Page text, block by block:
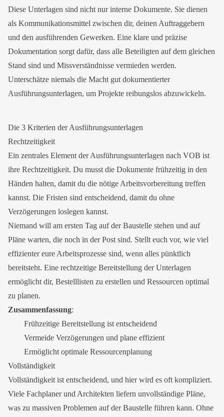
Diese Unterlagen sind nicht nur interne Dokumente. Sie dienen
als Kommunikationsmittel zwischen dir, deinen Auftraggebern
und den ausführenden Gewerken. Eine klare und präzise
Dokumentation sorgt dafür, dass alle Beteiligten auf dem gleichen
Stand sind und Missverständnisse vermieden werden.
Unterschätze niemals die Macht gut dokumentierter
Ausführungsunterlagen, um Projekte reibungslos abzuwickeln.
Die 3 Kriterien der Ausführungsunterlagen
Rechtzeitigkeit
Ein zentrales Element der Ausführungsunterlagen nach VOB ist
ihre Rechtzeitigkeit. Du musst die Dokumente frühzeitig in den
Händen halten, damit du die nötige Arbeitsvorbereitung treffen
kannst. Die Fristen sind entscheidend, damit du ohne
Verzögerungen loslegen kannst.
Niemand will am ersten Tag auf der Baustelle stehen und auf
Pläne warten, die noch in der Post sind. Stellt euch vor, wie viel
effizienter eure Arbeitsprozesse sind, wenn alles pünktlich
bereitsteht. Eine rechtzeitige Bereitstellung der Unterlagen
ermöglicht dir, Bestelllisten zu erstellen und Ressourcen optimal
zu planen.
Zusammenfassung:
Frühzeitige Bereitstellung ist entscheidend
Vermeide Verzögerungen und plane effizient
Ermöglicht optimale Ressourcenplanung
Vollständigkeit
Vollständigkeit ist entscheidend, und hier wird es oft kompliziert.
Viele Fachplaner und Architekten liefern unvollständige Pläne,
was zu massiven Problemen auf der Baustelle führen kann. Ohne